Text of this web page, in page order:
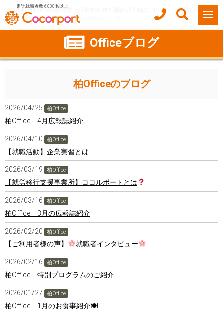
累計就職者数 6,000名以上
ココルポート(就労移行支援・定着支援/自立訓練/計画相談) HOME
事業所紹介
千葉県
柏市 柏Office
Officeブログ
柏Officeのブログ
2026/04/25 柏Office
柏Office 4月広報誌紹介
2026/04/10 柏Office
【就職活動】企業実習とは
2026/03/19 柏Office
【就労移行支援事業所】ココルポートとは
2026/03/16 柏Office
柏Office 3月の広報誌紹介
2026/02/20 柏Office
【ご利用者様の声】 就職者インタビュー
2026/02/16 柏Office
柏Office 特別プログラムのご紹介
2026/01/27 柏Office
柏Office 1月のお食事紹介🍽